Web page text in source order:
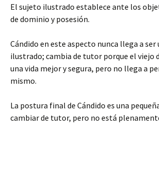
El sujeto ilustrado establece ante los
de dominio y posesión.
Cándido en este aspecto nunca llega a
ilustrado; cambia de tutor porque el viejo
una vida mejor y segura, pero no llega a
mismo.
La postura final de Cándido es una
cambiar de tutor, pero no está